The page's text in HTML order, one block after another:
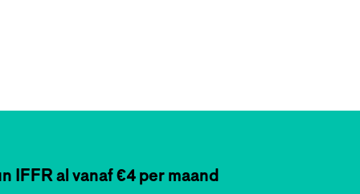
IFFR al vanaf €4 per maand